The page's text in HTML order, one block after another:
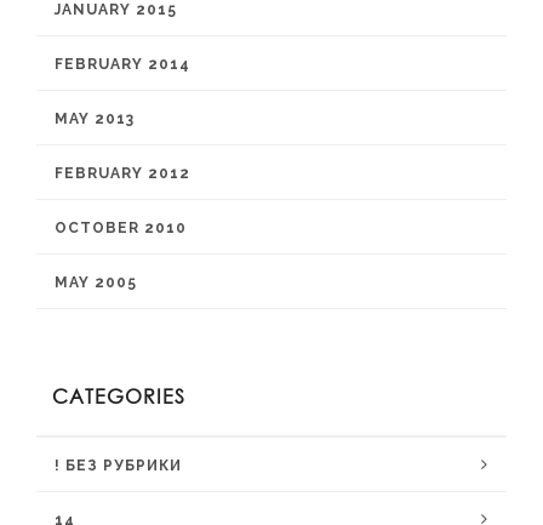
JANUARY 2015
FEBRUARY 2014
MAY 2013
FEBRUARY 2012
OCTOBER 2010
MAY 2005
CATEGORIES
! БЕЗ РУБРИКИ
14